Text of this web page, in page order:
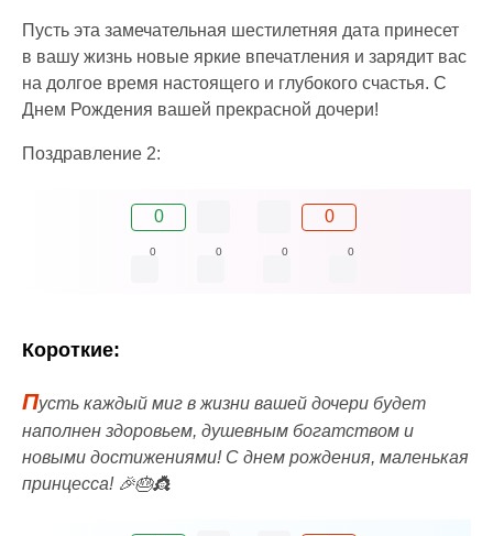
Пусть эта замечательная шестилетняя дата принесет
в вашу жизнь новые яркие впечатления и зарядит вас
на долгое время настоящего и глубокого счастья. С
Днем Рождения вашей прекрасной дочери!
Поздравление 2:
0 0
0 0 0 0
Короткие:
Пусть каждый миг в жизни вашей дочери будет
наполнен здоровьем, душевным богатством и
новыми достижениями! С днем рождения, маленькая
принцесса! 🎉🎂👸